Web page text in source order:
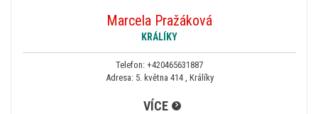
Marcela Pražáková
KRÁLÍKY
Telefon: +420465631887
Adresa: 5. května 414 , Králíky
VÍCE